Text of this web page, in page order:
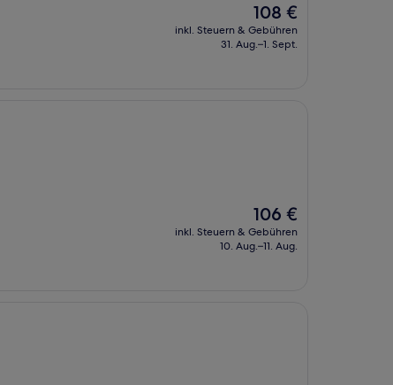
Der
Preis
beträgt
108 €
inkl. Steuern & Gebühren
31. Aug.–1. Sept.
Der
Preis
beträgt
106 €
inkl. Steuern & Gebühren
10. Aug.–11. Aug.